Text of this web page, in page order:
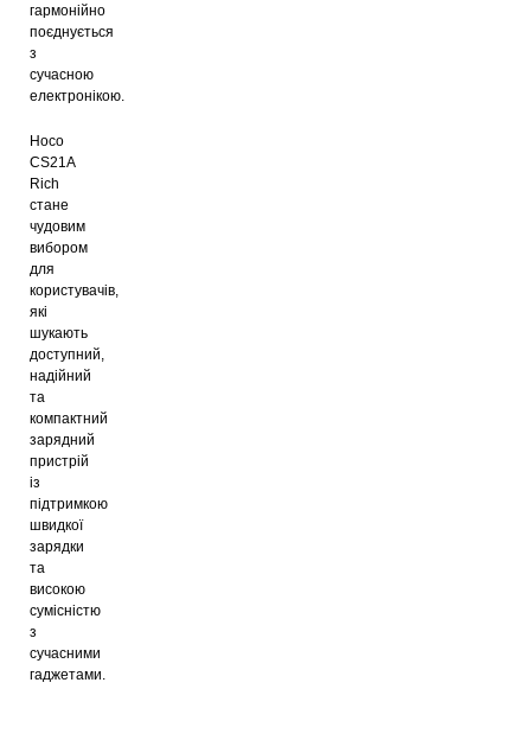
гармонійно
поєднується
з
сучасною
електронікою.
Hoco
CS21A
Rich
стане
чудовим
вибором
для
користувачів,
які
шукають
доступний,
надійний
та
компактний
зарядний
пристрій
із
підтримкою
швидкої
зарядки
та
високою
сумісністю
з
сучасними
гаджетами.